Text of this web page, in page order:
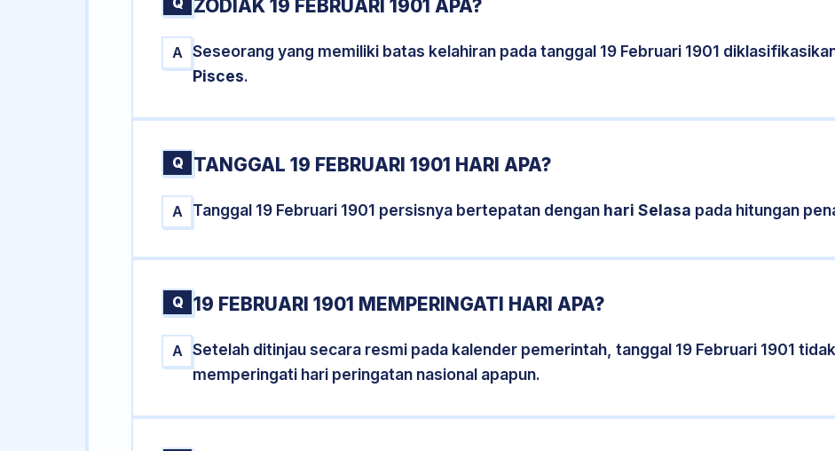
ZODIAK 19 FEBRUARI 1901 APA?
A Seseorang yang memiliki batas kelahiran pada tanggal 19 Februari 1901
Pisces.
Q TANGGAL 19 FEBRUARI 1901 HARI APA?
A Tanggal 19 Februari 1901 persisnya bertepatan dengan hari Selasa pada hitungan
Q 19 FEBRUARI 1901 MEMPERINGATI HARI APA?
A Setelah ditinjau secara resmi pada kalender pemerintah, tanggal 19 Februari 1901
memperingati hari peringatan nasional apapun.